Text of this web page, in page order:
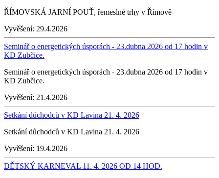
ŘÍMOVSKÁ JARNÍ POUŤ, řemeslné trhy v Římově
Vyvěšení: 29.4.2026
Seminář o energetických úsporách - 23.dubna 2026 od 17 hodin v
KD Zubčice.
Seminář o energetických úsporách - 23.dubna 2026 od 17 hodin v
KD Zubčice.
Vyvěšení: 21.4.2026
Setkání důchodců v KD Lavina 21. 4. 2026
Setkání důchodců v KD Lavina 21. 4. 2026
Vyvěšení: 19.4.2026
DĚTSKÝ KARNEVAL 11. 4. 2026 OD 14 HOD.